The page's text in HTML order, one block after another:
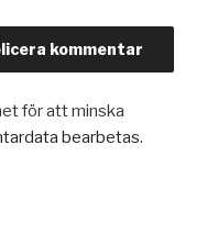
för att minska
bearbetas.